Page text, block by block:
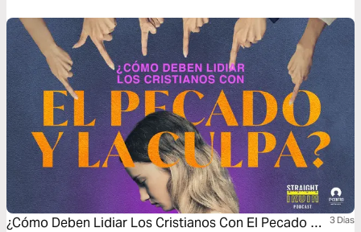
¿Cómo Deben Lidiar Los Cristianos Con El Pecado Y
3 Dias